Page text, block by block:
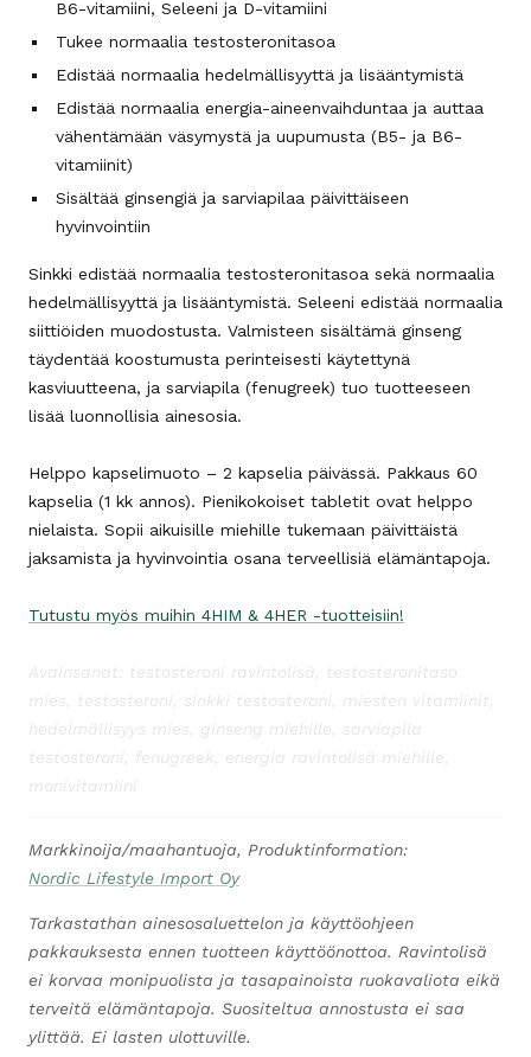
B6-vitamiini, Seleeni ja D-vitamiini
Tukee normaalia testosteronitasoa
Edistää normaalia hedelmällisyyttä ja lisääntymistä
Edistää normaalia energia-aineenvaihduntaa ja auttaa
vähentämään väsymystä ja uupumusta (B5- ja B6-
vitamiinit)
Sisältää ginsengiä ja sarviapilaa päivittäiseen
hyvinvointiin
Sinkki edistää normaalia testosteronitasoa sekä normaalia
hedelmällisyyttä ja lisääntymistä. Seleeni edistää normaalia
siittiöiden muodostusta. Valmisteen sisältämä ginseng
täydentää koostumusta perinteisesti käytettynä
kasviuutteena, ja sarviapila (fenugreek) tuo tuotteeseen
lisää luonnollisia ainesosia.
Helppo kapselimuoto – 2 kapselia päivässä. Pakkaus 60
kapselia (1 kk annos). Pienikokoiset tabletit ovat helppo
nielaista. Sopii aikuisille miehille tukemaan päivittäistä
jaksamista ja hyvinvointia osana terveellisiä elämäntapoja.
Tutustu myös muihin 4HIM & 4HER -tuotteisiin!
Avainsanat: testosteroni ravintolisä, testosteronitaso
mies, testosteroni, sinkki testosteroni, miesten vitamiinit,
hedelmällisyys mies, ginseng miehille, sarviapila
testosteroni, fenugreek, energia ravintolisä miehille,
monivitamiini
Markkinoija/maahantuoja, Produktinformation:
Nordic Lifestyle Import Oy
Tarkastathan ainesosaluettelon ja käyttöohjeen
pakkauksesta ennen tuotteen käyttöönottoa. Ravintolisä
ei korvaa monipuolista ja tasapainoista ruokavaliota eikä
terveitä elämäntapoja. Suositeltua annostusta ei saa
ylittää. Ei lasten ulottuville.